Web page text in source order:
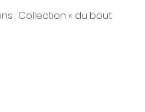
: Collection « du bout